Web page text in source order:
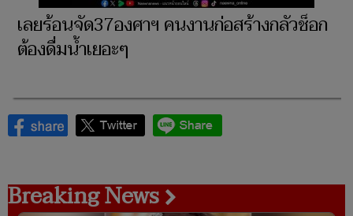
เลยร้อนจัด37องศาฯ คนงานก่อสร้างกลัวช็อก
ต้องดื่มน้ำเยอะๆ
Breaking News